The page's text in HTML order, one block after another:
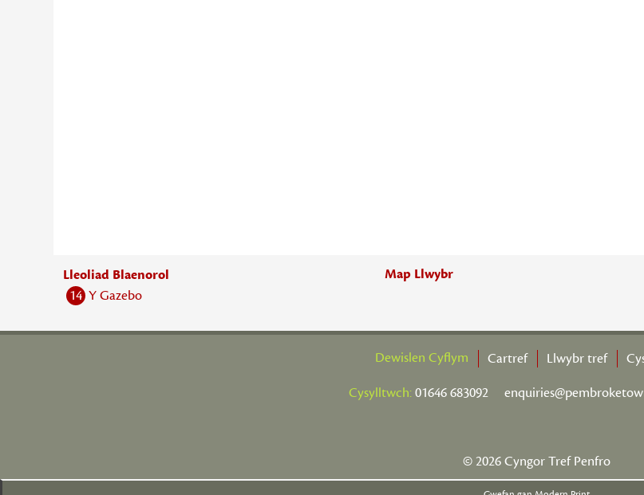
Lleoliad Blaenorol
14 Y Gazebo
Map Llwybr
Dewislen Cyflym Cartref Llwybr tref
Cysylltwch:01646 683092
© 2026 Cyngor Tref Penfro